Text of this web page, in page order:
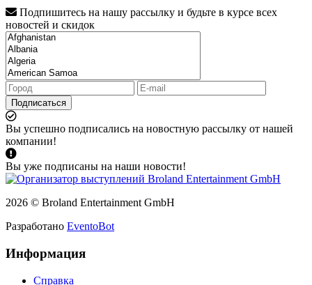
Подпишитесь на нашу рассылку и будьте в курсе всех
новостей и скидок
Подписаться
Вы успешно подписались на новостную рассылку от нашей
компании!
Вы уже подписаны на наши новости!
2026 © Broland Entertainment GmbH
Разработано EventoBot
Информация
Справка